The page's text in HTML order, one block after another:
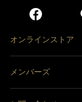
オンラインストア
メンバーズ